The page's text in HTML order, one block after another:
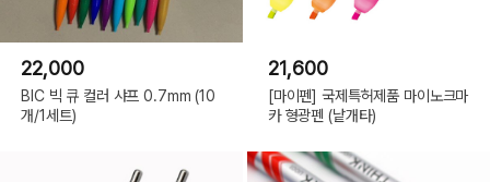
22,000
BIC 빅 큐 컬러 샤프 0.7mm (10
개/1세트)
21,600
[마이펜] 국제특허제품 마이노크마
카 형광펜 (낱개타)